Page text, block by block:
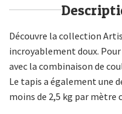
Découvre la collection
incroyablement doux.
avec la combinaison de
Le tapis a également une
moins de 2,5 kg par mètre